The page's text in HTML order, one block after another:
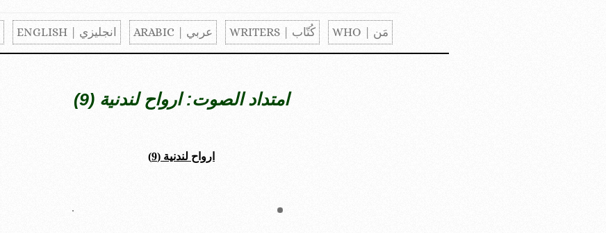
مَن | WHO كُتّاب | WRITERS عربي | ARABIC انجليزي | ENGLISH
امتداد الصوت: ارواح لندنية (9)
ارواح لندنية (9)